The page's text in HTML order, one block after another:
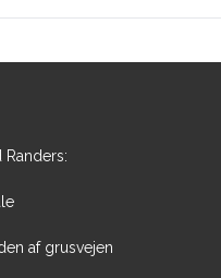
Randers:
af grusvejen